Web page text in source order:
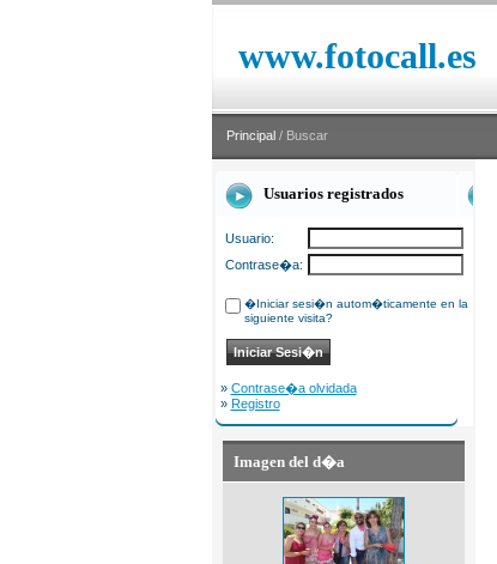
www.fotocall.es
Principal / Buscar
Usuarios registrados
Usuario:
Contrase�a:
�Iniciar sesi�n autom�ticamente en la
siguiente visita?
» Contrase�a olvidada
» Registro
Imagen del d�a